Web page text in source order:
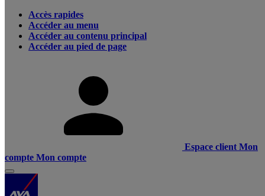
Accès rapides
Accéder au menu
Accéder au contenu principal
Accéder au pied de page
Espace client Mon
compte Mon compte